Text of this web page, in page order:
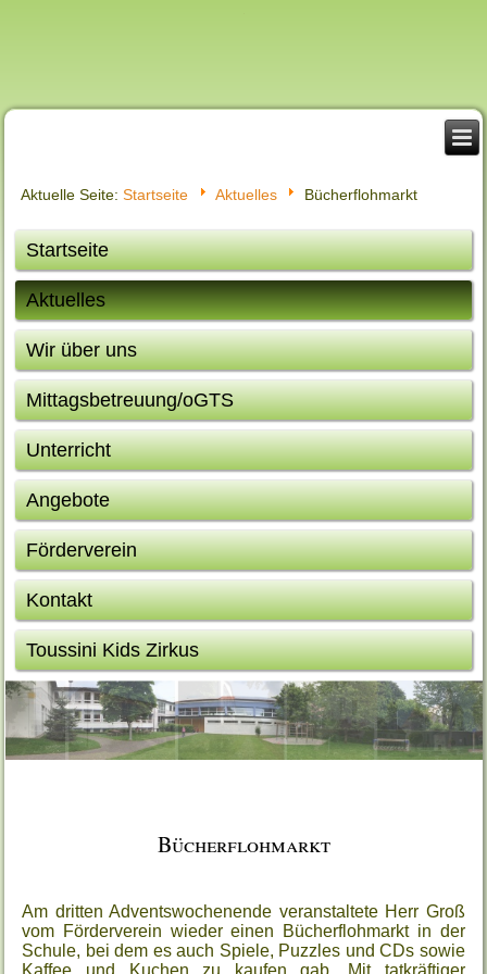
Aktuelle Seite:Startseite Aktuelles Bücherflohmarkt
Startseite
Aktuelles
Wir über uns
Mittagsbetreuung/oGTS
Unterricht
Angebote
Förderverein
Kontakt
Toussini Kids Zirkus
Bücherflohmarkt
Am dritten Adventswochenende veranstaltete Herr Groß
vom Förderverein wieder einen Bücherflohmarkt in der
Schule, bei dem es auch Spiele, Puzzles und CDs sowie